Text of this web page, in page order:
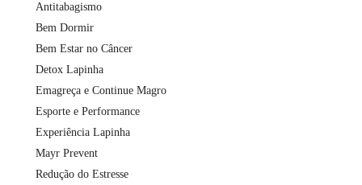
Antitabagismo
Bem Dormir
Bem Estar no Câncer
Detox Lapinha
Emagreça e Continue Magro
Esporte e Performance
Experiência Lapinha
Mayr Prevent
Redução do Estresse